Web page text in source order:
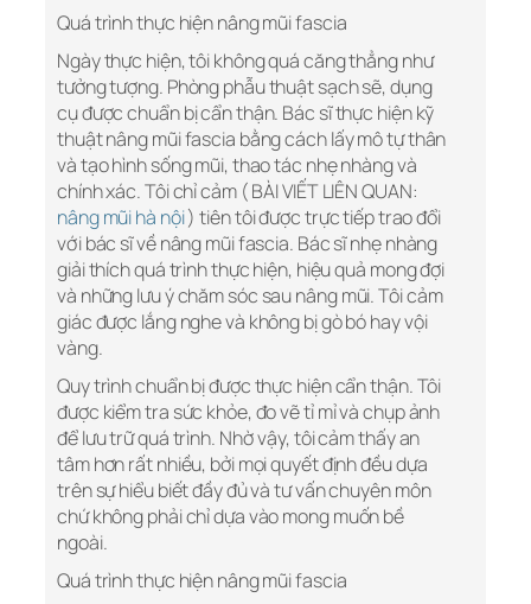
Quá trình thực hiện nâng mũi fascia
Ngày thực hiện, tôi không quá căng thẳng như
tưởng tượng. Phòng phẫu thuật sạch sẽ, dụng
cụ được chuẩn bị cẩn thận. Bác sĩ thực hiện kỹ
thuật nâng mũi fascia bằng cách lấy mô tự thân
và tạo hình sống mũi, thao tác nhẹ nhàng và
chính xác. Tôi chỉ cảm ( BÀI VIẾT LIÊN QUAN:
nâng mũi hà nội) tiên tôi được trực tiếp trao đổi
với bác sĩ về nâng mũi fascia. Bác sĩ nhẹ nhàng
giải thích quá trình thực hiện, hiệu quả mong đợi
và những lưu ý chăm sóc sau nâng mũi. Tôi cảm
giác được lắng nghe và không bị gò bó hay vội
vàng.
Quy trình chuẩn bị được thực hiện cẩn thận. Tôi
được kiểm tra sức khỏe, đo vẽ tỉ mỉ và chụp ảnh
để lưu trữ quá trình. Nhờ vậy, tôi cảm thấy an
tâm hơn rất nhiều, bởi mọi quyết định đều dựa
trên sự hiểu biết đầy đủ và tư vấn chuyên môn
chứ không phải chỉ dựa vào mong muốn bề
ngoài.
Quá trình thực hiện nâng mũi fascia